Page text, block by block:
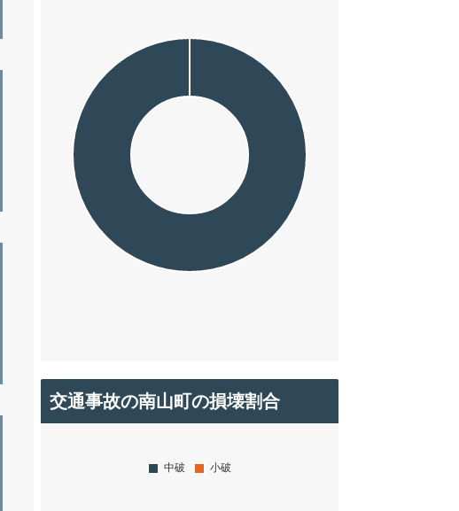
交通事故の南山町の損壊割合